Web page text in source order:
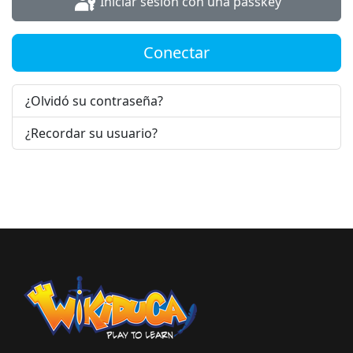
Conectar
¿Olvidó su contraseña?
¿Recordar su usuario?